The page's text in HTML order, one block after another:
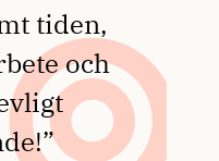
tiden,
och